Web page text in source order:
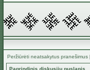
Peržiūrėti neatsakytus pranešimus |
Pagrindinis diskusijų puslapis